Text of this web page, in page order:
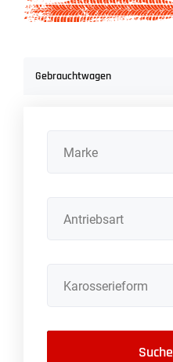
Gebrauchtwagen
Marke
Antriebsart
Karosserieform
Suche